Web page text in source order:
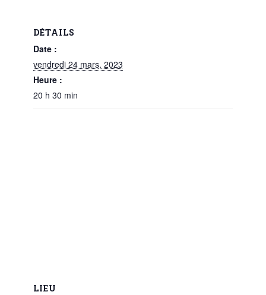
DÉTAILS
Date :
vendredi 24 mars, 2023
Heure :
20 h 30 min
LIEU